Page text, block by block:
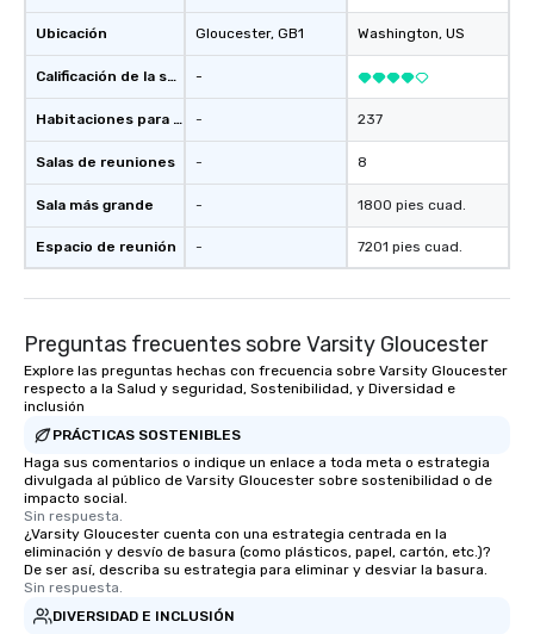
Ubicación
Calificación de la sede
Habitaciones para huéspedes
Salas de reuniones
Sala más grande
Espacio de reunión
Gloucester, GB1
-
-
-
-
-
Washington, US
237
8
1800 pies cuad.
7201 pies cuad.
Preguntas frecuentes sobre Varsity Gloucester
Explore las preguntas hechas con frecuencia sobre Varsity Gloucester
respecto a la Salud y seguridad, Sostenibilidad, y Diversidad e
inclusión
PRÁCTICAS SOSTENIBLES
Haga sus comentarios o indique un enlace a toda meta o estrategia
divulgada al público de Varsity Gloucester sobre sostenibilidad o de
impacto social.
Sin respuesta.
¿Varsity Gloucester cuenta con una estrategia centrada en la
eliminación y desvío de basura (como plásticos, papel, cartón, etc.)?
De ser así, describa su estrategia para eliminar y desviar la basura.
Sin respuesta.
DIVERSIDAD E INCLUSIÓN